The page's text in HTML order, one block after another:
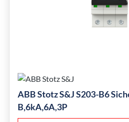
ABB Stotz S&J S203-B6
B,6kA,6A,3P